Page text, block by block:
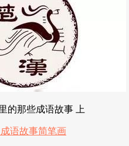
的那些成语故事 上